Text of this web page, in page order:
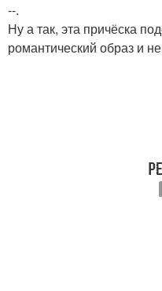
--.
Ну а так, эта причёска
романтический образ и